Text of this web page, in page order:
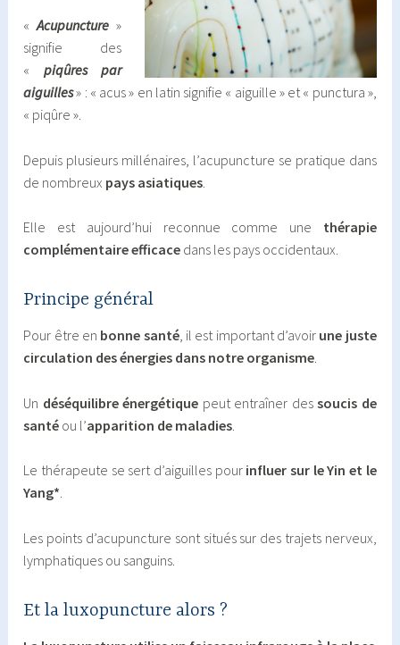
«Acupuncture »
signifie des
« piqûres par
aiguilles» : « acus » en latin signifie « aiguille » et « punctura »,
« piqûre ».
Depuis plusieurs millénaires, l’acupuncture se pratique dans
de nombreux pays asiatiques
Elle est aujourd’hui reconnue comme une thérapie
complémentaire efficace dans les pays occidentaux.
Principe général
Pour être en bonne santé, il est important d’avoir une juste
circulation des énergies dans notre organisme.
Un déséquilibre énergétique peut entraîner dessoucis de
santé ou l’apparition de maladies
Le thérapeute se sert d’aiguilles pour influer sur le Yin et le
Yang*.
Les points d’acupuncture sont situés sur des trajets nerveux,
lymphatiques ou sanguins.
Et la luxopuncture alors ?